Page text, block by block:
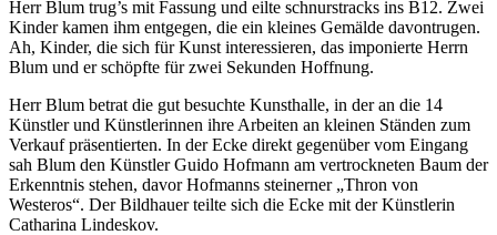
Herr Blum trug’s mit Fassung und eilte schnurstracks ins B12. Zwei
Kinder kamen ihm entgegen, die ein kleines Gemälde davontrugen.
Ah, Kinder, die sich für Kunst interessieren, das imponierte Herrn
Blum und er schöpfte für zwei Sekunden Hoffnung.
Herr Blum betrat die gut besuchte Kunsthalle, in der an die 14
Künstler und Künstlerinnen ihre Arbeiten an kleinen Ständen zum
Verkauf präsentierten. In der Ecke direkt gegenüber vom Eingang
sah Blum den Künstler Guido Hofmann am vertrockneten Baum der
Erkenntnis stehen, davor Hofmanns steinerner „Thron von
Westeros“. Der Bildhauer teilte sich die Ecke mit der Künstlerin
Catharina Lindeskov.